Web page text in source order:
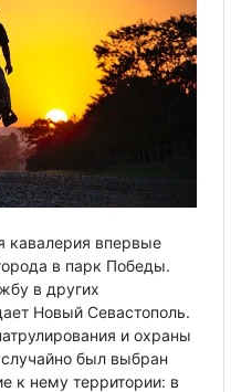
кавалерия впервые
в парк Победы.
в других
Новый Севастополь.
и охраны
был выбран
к нему территории: в